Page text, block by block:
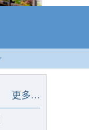
更多…